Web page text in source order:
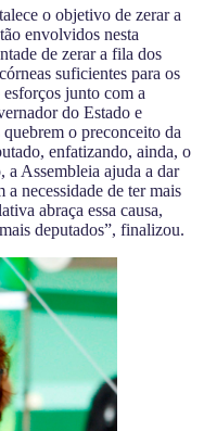
o objetivo de zerar a
envolvidos nesta
de zerar a fila dos
suficientes para os
junto com a
do Estado e
o preconceito da
enfatizando, ainda, o
a Assembleia ajuda a dar
necessidade de ter mais
abraça essa causa,
deputados”, finalizou.